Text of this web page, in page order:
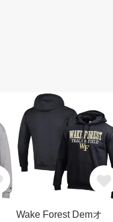
Wake Forest Demオ